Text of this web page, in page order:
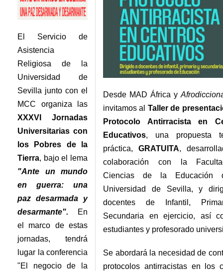
El Servicio de
Asistencia
Religiosa de la
Universidad de
Sevilla junto con el
MCC organiza las
XXXVI Jornadas
Universitarias con
los Pobres de la
Tierra, bajo el lema
"Ante un mundo
en guerra: una
paz desarmada y
desarmante". En
el marco de estas
jornadas, tendrá
lugar la conferencia
"El negocio de la
Desde MAD África y
invitamos al Taller de
Protocolo Antirracista en
Educativos, una propuesta
práctica, GRATUITA,
colaboración con la
Ciencias de la Educación
Universidad de Sevilla, y
docentes de Infantil,
Secundaria en ejercicio, así
estudiantes y profesorado
Se abordará la necesidad de
protocolos antirracistas en los